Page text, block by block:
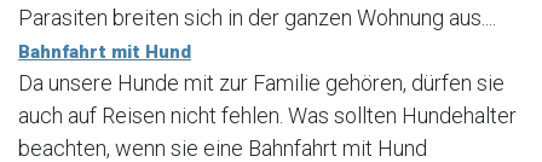
Parasiten breiten sich in der ganzen Wohnung aus....
Bahnfahrt mit Hund
Da unsere Hunde mit zur Familie gehören, dürfen sie
auch auf Reisen nicht fehlen. Was sollten Hundehalter
beachten, wenn sie eine Bahnfahrt mit Hund